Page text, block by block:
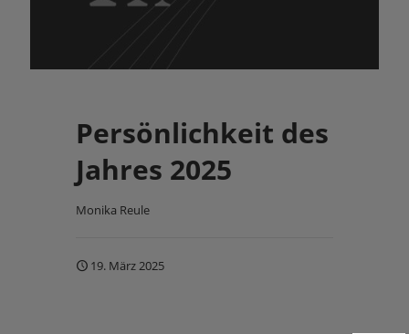
Persönlichkeit des
Jahres 2025
Monika Reule
19. März 2025